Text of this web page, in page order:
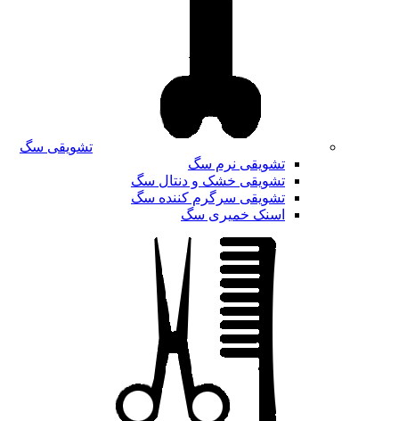
تشویقی سگ
تشویقی نرم سگ
تشویقی خشک و دنتال سگ
تشویقی سرگرم کننده سگ
اسنک خمیری سگ